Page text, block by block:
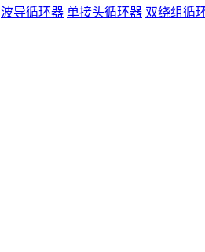
波导循环器 单接头循环器 双绕组循